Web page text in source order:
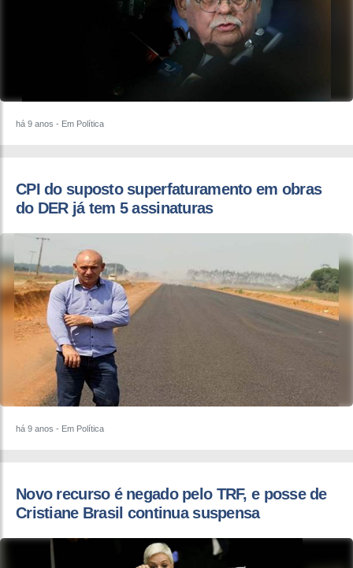
há 9 anos - Em Política
CPI do suposto superfaturamento em obras
do DER já tem 5 assinaturas
há 9 anos - Em Política
Novo recurso é negado pelo TRF, e posse de
Cristiane Brasil continua suspensa